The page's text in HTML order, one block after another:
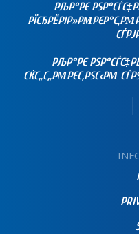
РЉР°РЄ
РЉР°РЄ
СЌС„С„РΜРЄС‚РЅС‹РΜ